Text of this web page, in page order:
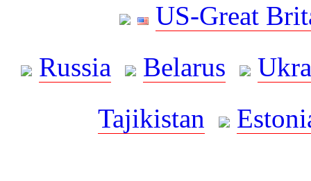
US-Great
Russia
Belarus
Tajikistan